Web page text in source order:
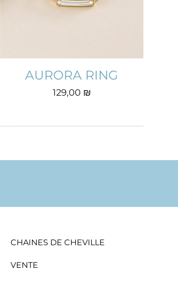
AURORA RING
Prix
129,00 ₪
CHAINES DE CHEVILLE
VENTE